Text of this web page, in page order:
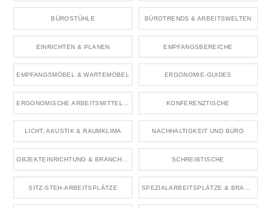
BÜROSTÜHLE BÜROTRENDS & ARBEITSWELTEN
EINRICHTEN & PLANEN EMPFANGSBEREICHE
EMPFANGSMÖBEL & WARTEMÖBEL ERGONOMIE-GUIDES
KONFERENZTISCHE
LICHT, AKUSTIK & RAUMKLIMA NACHHALTIGKEIT UND BÜRO
SCHREIBTISCHE
SITZ-STEH-ARBEITSPLÄTZE